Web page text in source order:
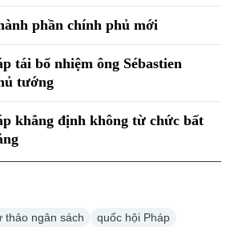
phần chính phủ mới
tái bổ nhiệm ông Sébastien
tướng
khẳng định không từ chức bất
thảo ngân sách quốc hội Pháp